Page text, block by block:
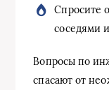
Спросите
соседями
Вопросы по
спасают от